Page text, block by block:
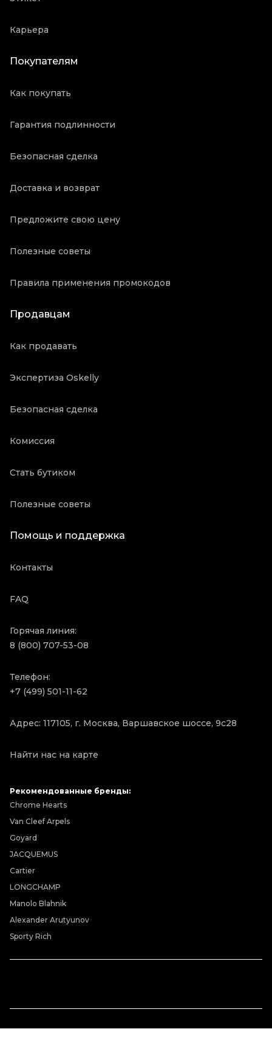
Карьера
Покупателям
Как покупать
Гарантия подлинности
Безопасная сделка
Доставка и возврат
Предложите свою цену
Полезные советы
Правила применения промокодов
Продавцам
Как продавать
Экспертиза Oskelly
Безопасная сделка
Комиссия
Стать бутиком
Полезные советы
Помощь и поддержка
Контакты
FAQ
Горячая линия:
8 (800) 707-53-08
Телефон:
+7 (499) 501-11-62
Адрес: 117105, г. Москва, Варшавское шоссе, 9с28
Найти нас на карте
Рекомендованные бренды:
Chrome Hearts
Van Cleef Arpels
Goyard
JACQUEMUS
Cartier
LONGCHAMP
Manolo Blahnik
Alexander Arutyunov
Sporty Rich